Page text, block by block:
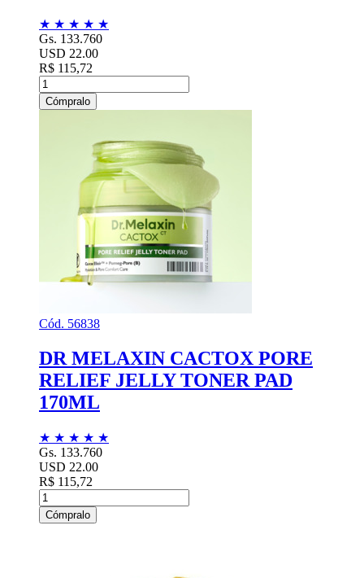
★ ★ ★ ★ ★
Gs. 133.760
USD 22.00
R$ 115,72
Cómpralo
Cód. 56838
DR MELAXIN CACTOX PORE
RELIEF JELLY TONER PAD
170ML
★ ★ ★ ★ ★
Gs. 133.760
USD 22.00
R$ 115,72
Cómpralo